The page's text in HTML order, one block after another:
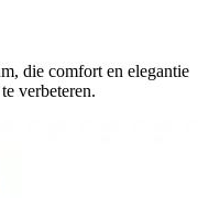
die comfort en elegantie
verbeteren.